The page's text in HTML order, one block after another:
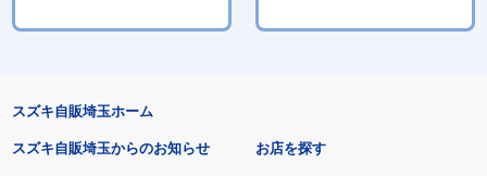
スズキ自販埼玉ホーム
スズキ自販埼玉からのお知らせ お店を探す